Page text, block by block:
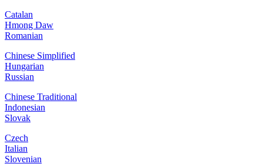
Catalan
Hmong Daw
Romanian
Chinese Simplified
Hungarian
Russian
Chinese Traditional
Indonesian
Slovak
Czech
Italian
Slovenian